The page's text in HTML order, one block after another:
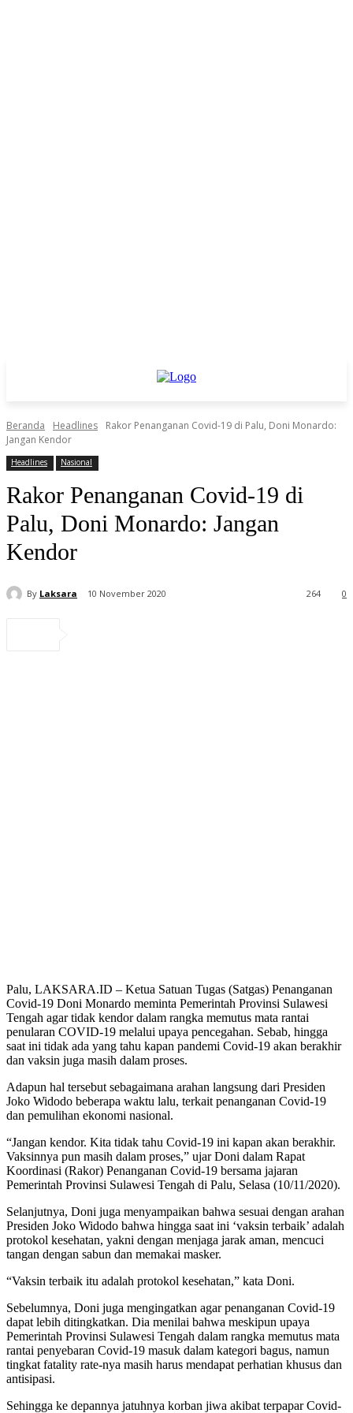
Beranda Headlines
Rakor Penanganan Covid-19 di Palu, Doni Monardo:
Jangan Kendor
Headlines Nasional
Rakor Penanganan Covid-19 di
Palu, Doni Monardo: Jangan
Kendor
By Laksara 10 November 2020 0
264
Palu, LAKSARA.ID – Ketua Satuan Tugas (Satgas) Penanganan
Covid-19 Doni Monardo meminta Pemerintah Provinsi Sulawesi
Tengah agar tidak kendor dalam rangka memutus mata rantai
penularan COVID-19 melalui upaya pencegahan. Sebab, hingga
saat ini tidak ada yang tahu kapan pandemi Covid-19 akan berakhir
dan vaksin juga masih dalam proses.
Adapun hal tersebut sebagaimana arahan langsung dari Presiden
Joko Widodo beberapa waktu lalu, terkait penanganan Covid-19
dan pemulihan ekonomi nasional.
“Jangan kendor. Kita tidak tahu Covid-19 ini kapan akan berakhir.
Vaksinnya pun masih dalam proses,” ujar Doni dalam Rapat
Koordinasi (Rakor) Penanganan Covid-19 bersama jajaran
Pemerintah Provinsi Sulawesi Tengah di Palu, Selasa (10/11/2020).
Selanjutnya, Doni juga menyampaikan bahwa sesuai dengan arahan
Presiden Joko Widodo bahwa hingga saat ini ‘vaksin terbaik’ adalah
protokol kesehatan, yakni dengan menjaga jarak aman, mencuci
tangan dengan sabun dan memakai masker.
“Vaksin terbaik itu adalah protokol kesehatan,” kata Doni.
Sebelumnya, Doni juga mengingatkan agar penanganan Covid-19
dapat lebih ditingkatkan. Dia menilai bahwa meskipun upaya
Pemerintah Provinsi Sulawesi Tengah dalam rangka memutus mata
rantai penyebaran Covid-19 masuk dalam kategori bagus, namun
tingkat fatality rate-nya masih harus mendapat perhatian khusus dan
antisipasi.
Sehingga ke depannya jatuhnya korban jiwa akibat terpapar Covid-